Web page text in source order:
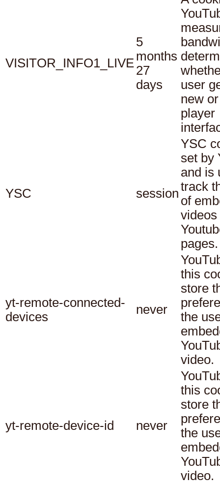
VISITOR_INFO1_LIVE
5
months
27
days
user
new
player
YSC session
YSC
set by
and is
track
of
videos
pages.
yt-remote-connected-
devices
never
this
store
the
video.
yt-remote-device-id never
this
store
the
video.